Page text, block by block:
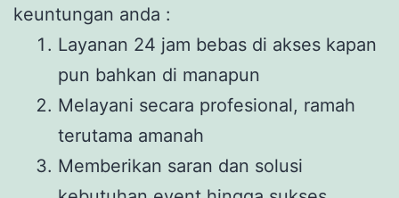
keuntungan anda :
Layanan 24 jam bebas di akses kapan
pun bahkan di manapun
Melayani secara profesional, ramah
terutama amanah
Memberikan saran dan solusi